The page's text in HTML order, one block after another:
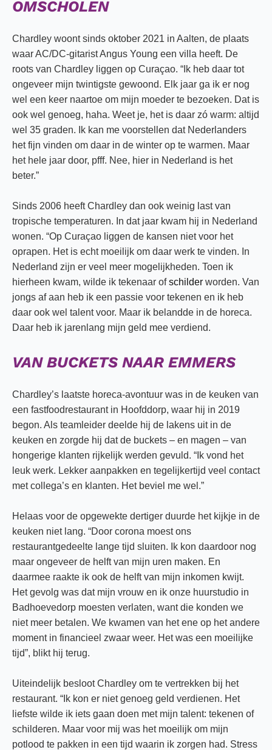
OMSCHOLEN
Chardley woont sinds oktober 2021 in Aalten, de plaats
waar AC/DC-gitarist Angus Young een villa heeft. De
roots van Chardley liggen op Curaçao. “Ik heb daar tot
ongeveer mijn twintigste gewoond. Elk jaar ga ik er nog
wel een keer naartoe om mijn moeder te bezoeken. Dat is
ook wel genoeg, haha. Weet je, het is daar zó warm: altijd
wel 35 graden. Ik kan me voorstellen dat Nederlanders
het fijn vinden om daar in de winter op te warmen. Maar
het hele jaar door, pfff. Nee, hier in Nederland is het
beter.”
Sinds 2006 heeft Chardley dan ook weinig last van
tropische temperaturen. In dat jaar kwam hij in Nederland
wonen. “Op Curaçao liggen de kansen niet voor het
oprapen. Het is echt moeilijk om daar werk te vinden. In
Nederland zijn er veel meer mogelijkheden. Toen ik
hierheen kwam, wilde ik tekenaar ofschilder worden. Van
jongs af aan heb ik een passie voor tekenen en ik heb
daar ook wel talent voor. Maar ik belandde in de horeca.
Daar heb ik jarenlang mijn geld mee verdiend.
VAN BUCKETS NAAR EMMERS
Chardley’s laatste horeca-avontuur was in de keuken van
een fastfoodrestaurant in Hoofddorp, waar hij in 2019
begon. Als teamleider deelde hij de lakens uit in de
keuken en zorgde hij dat de buckets – en magen – van
hongerige klanten rijkelijk werden gevuld. “Ik vond het
leuk werk. Lekker aanpakken en tegelijkertijd veel contact
met collega’s en klanten. Het beviel me wel.”
Helaas voor de opgewekte dertiger duurde het kijkje in de
keuken niet lang. “Door corona moest ons
restaurantgedeelte lange tijd sluiten. Ik kon daardoor nog
maar ongeveer de helft van mijn uren maken. En
daarmee raakte ik ook de helft van mijn inkomen kwijt.
Het gevolg was dat mijn vrouw en ik onze huurstudio in
Badhoevedorp moesten verlaten, want die konden we
niet meer betalen. We kwamen van het ene op het andere
moment in financieel zwaar weer. Het was een moeilijke
tijd”, blikt hij terug.
Uiteindelijk besloot Chardley om te vertrekken bij het
restaurant. “Ik kon er niet genoeg geld verdienen. Het
liefste wilde ik iets gaan doen met mijn talent: tekenen of
schilderen. Maar voor mij was het moeilijk om mijn
potlood te pakken in een tijd waarin ik zorgen had. Stress